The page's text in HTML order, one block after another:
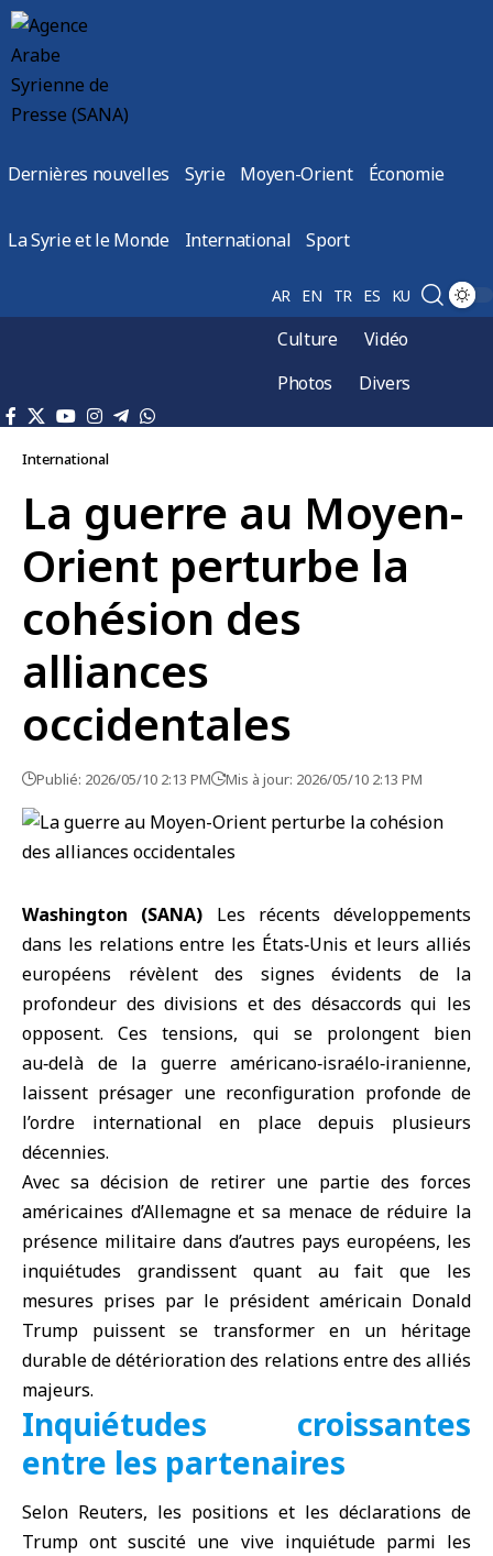
Dernières nouvelles Syrie Moyen-Orient Économie
La Syrie et le Monde International Sport
AR EN TR ES KU
Culture
Vidéo
Photos
Divers
International
La guerre au Moyen-
Orient perturbe la
cohésion des
alliances
occidentales
Publié: 2026/05/10 2:13 PM Mis à jour: 2026/05/10 2:13 PM
Washington (SANA) Les récents développements
dans les relations entre les États‑Unis et leurs alliés
européens révèlent des signes évidents de la
profondeur des divisions et des désaccords qui les
opposent. Ces tensions, qui se prolongent bien
au‑delà de la guerre américano‑israélo‑iranienne,
laissent présager une reconfiguration profonde de
l’ordre international en place depuis plusieurs
décennies.
Avec sa décision de retirer une partie des forces
américaines d’Allemagne et sa menace de réduire la
présence militaire dans d’autres pays européens, les
inquiétudes grandissent quant au fait que les
mesures prises par le président américain Donald
Trump puissent se transformer en un héritage
durable de détérioration des relations entre des alliés
majeurs.
Inquiétudes croissantes
entre les partenaires
Selon Reuters, les positions et les déclarations de
Trump ont suscité une vive inquiétude parmi les